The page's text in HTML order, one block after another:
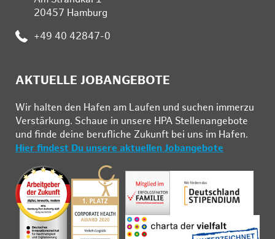
20457 Hamburg
Telefon:
+49 40 42847-0
AKTUELLE JOBANGEBOTE
Wir hal­ten den Ha­fen am Lau­fen und su­chen im­mer­zu
Ver­stär­kung. Schau­e in un­se­re HPA Stel­len­an­ge­bo­te
und fin­de deine be­ruf­li­che Zu­kunft bei uns im Ha­fen.
Hier findest Du unsere aktuellen Jobangebote